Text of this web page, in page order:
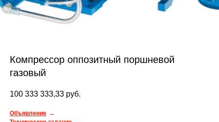
Компрессор оппозитный поршневой
газовый
100 333 333,33 руб.
Объявление